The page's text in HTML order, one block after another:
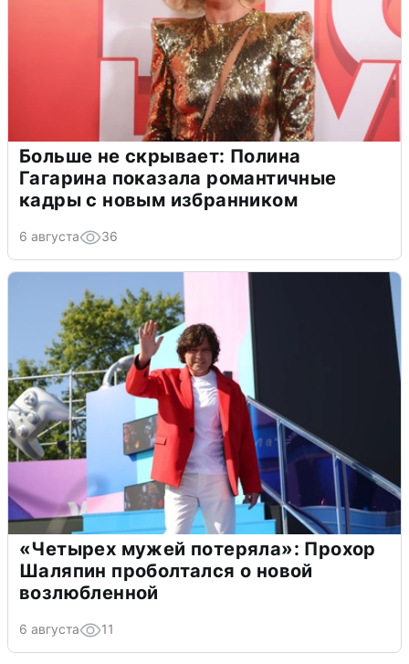
Больше не скрывает: Полина
Гагарина показала романтичные
кадры с новым избранником
6 августа 36
«Четырех мужей потеряла»: Прохор
Шаляпин проболтался о новой
возлюбленной
6 августа 11